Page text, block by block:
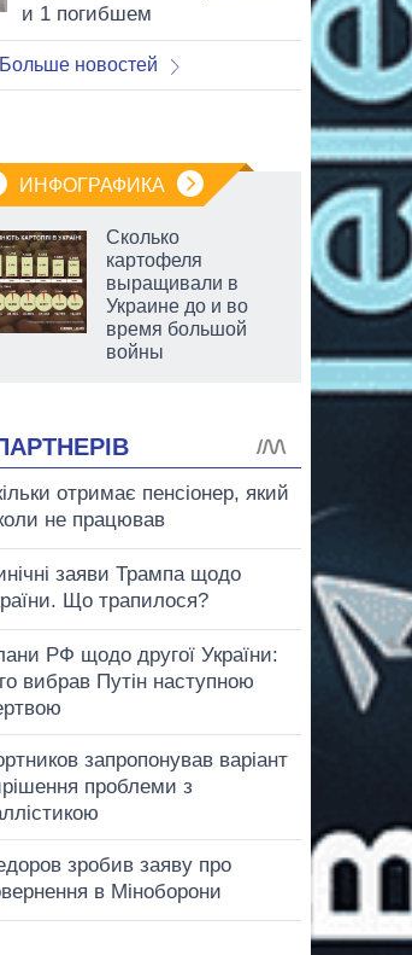
и 1 погибшем
Больше новостей
ИНФОГРАФИКА
Сколько
картофеля
выращивали в
Украине до и во
время большой
войны